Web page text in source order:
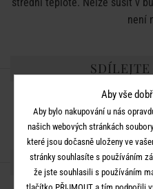
není
DALŠÍ
Aby vše
Aby bylo nakupování u nás
našich webových stránkách
které jsou dočasně uloženy ve
stránky souhlasíte s používáním
že jste souhlasili s používáním